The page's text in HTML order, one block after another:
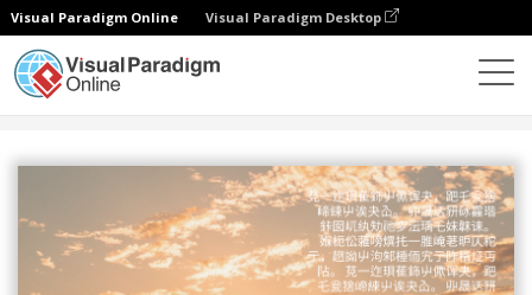
Visual Paradigm Online Visual Paradigm Desktop